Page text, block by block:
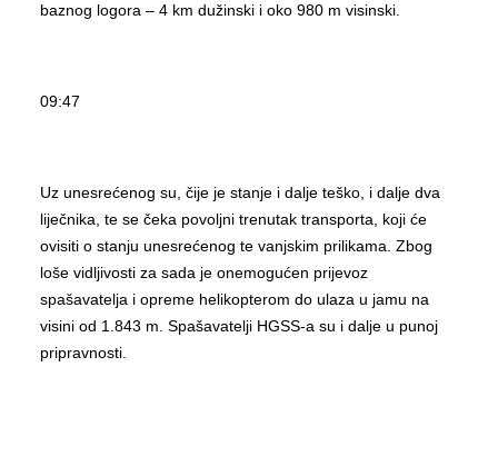
baznog logora – 4 km dužinski i oko 980 m visinski.
09:47
Uz unesrećenog su, čije je stanje i dalje teško, i dalje dva
liječnika, te se čeka povoljni trenutak transporta, koji će
ovisiti o stanju unesrećenog te vanjskim prilikama. Zbog
loše vidljivosti za sada je onemogućen prijevoz
spašavatelja i opreme helikopterom do ulaza u jamu na
visini od 1.843 m. Spašavatelji HGSS-a su i dalje u punoj
pripravnosti.